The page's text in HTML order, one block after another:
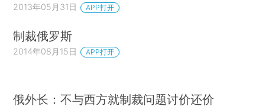
2013年05月31日 APP打开
制裁俄罗斯
2014年08月15日 APP打开
俄外长：不与西方就制裁问题讨价还价